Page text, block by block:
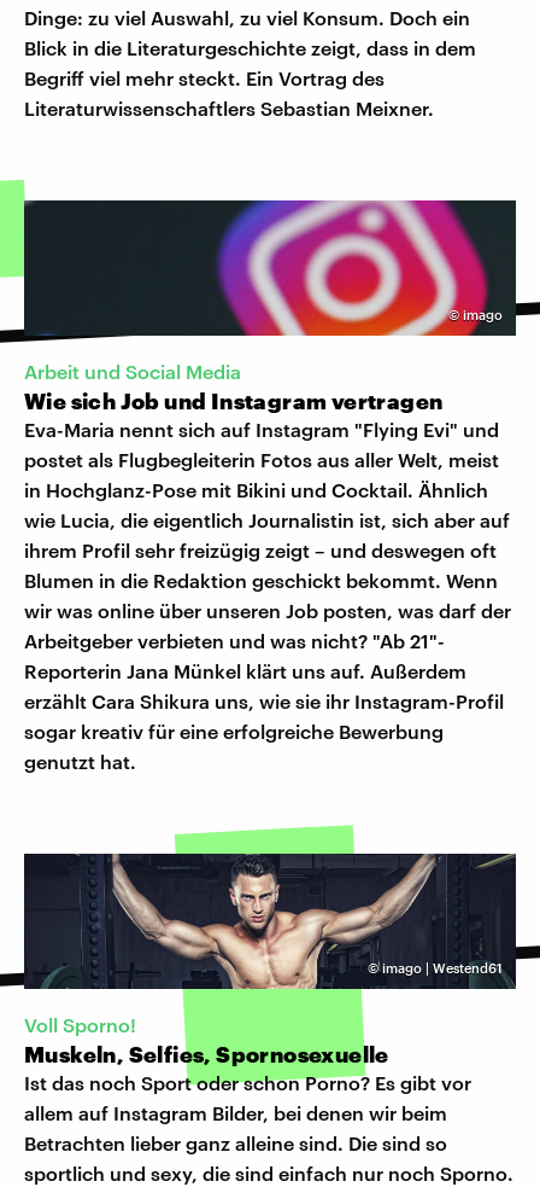
Dinge: zu viel Auswahl, zu viel Konsum. Doch ein
Blick in die Literaturgeschichte zeigt, dass in dem
Begriff viel mehr steckt. Ein Vortrag des
Literaturwissenschaftlers Sebastian Meixner.
©imago
Arbeit und Social Media
Wie sich Job und Instagram vertragen
Eva-Maria nennt sich auf Instagram "Flying Evi" und
postet als Flugbegleiterin Fotos aus aller Welt, meist
in Hochglanz-Pose mit Bikini und Cocktail. Ähnlich
wie Lucia, die eigentlich Journalistin ist, sich aber auf
ihrem Profil sehr freizügig zeigt – und deswegen oft
Blumen in die Redaktion geschickt bekommt. Wenn
wir was online über unseren Job posten, was darf der
Arbeitgeber verbieten und was nicht? "Ab 21"-
Reporterin Jana Münkel klärt uns auf. Außerdem
erzählt Cara Shikura uns, wie sie ihr Instagram-Profil
sogar kreativ für eine erfolgreiche Bewerbung
genutzt hat.
©imago | Westend61
Voll Sporno!
Muskeln, Selfies, Spornosexuelle
Ist das noch Sport oder schon Porno? Es gibt vor
allem auf Instagram Bilder, bei denen wir beim
Betrachten lieber ganz alleine sind. Die sind so
sportlich und sexy, die sind einfach nur noch Sporno.